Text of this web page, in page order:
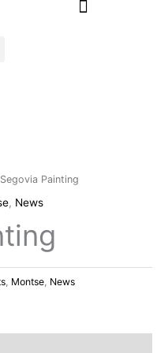
Painting
, News
Montse News